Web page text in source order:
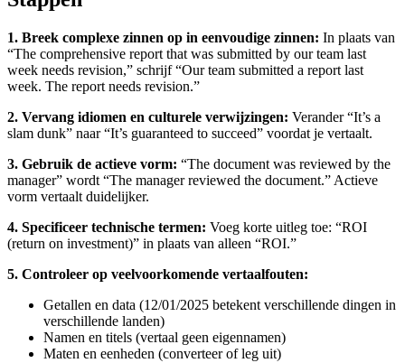
1. Breek complexe zinnen op in eenvoudige zinnen: In plaats van
“The comprehensive report that was submitted by our team last
week needs revision,” schrijf “Our team submitted a report last
week. The report needs revision.”
2. Vervang idiomen en culturele verwijzingen: Verander “It’s a
slam dunk” naar “It’s guaranteed to succeed” voordat je vertaalt.
3. Gebruik de actieve vorm: “The document was reviewed by the
manager” wordt “The manager reviewed the document.” Actieve
vorm vertaalt duidelijker.
4. Specificeer technische termen: Voeg korte uitleg toe: “ROI
(return on investment)” in plaats van alleen “ROI.”
5. Controleer op veelvoorkomende vertaalfouten:
Getallen en data (12/01/2025 betekent verschillende dingen in
verschillende landen)
Namen en titels (vertaal geen eigennamen)
Maten en eenheden (converteer of leg uit)